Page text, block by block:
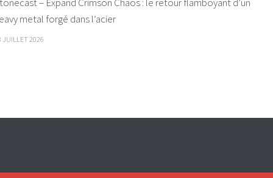
metal forgé dans l’acier
JUILLET 2026